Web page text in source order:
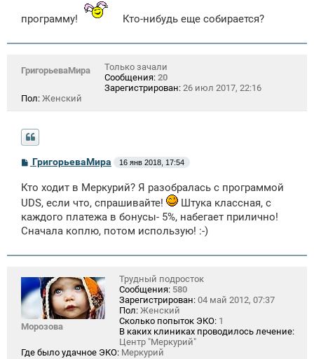
н
и
программу! Кто-нибудь еще собирается?
ГригорьеваМира
Только зачали
Сообщения: 20
Зарегистрирован: 26 июл 2017, 22:16
Пол: Женский
С
б
щ
е
н
и
ГригорьеваМира 16 янв 2018, 17:54
Кто ходит в Меркурий? Я разобралась с программой
UDS, если что, спрашивайте!
Штука классная, с
каждого платежа в бонусы- 5%, набегает прилично!
Сначала коплю, потом использую! :-)
Морозова
Трудный подросток
Сообщения: 580
Зарегистрирован: 04 май 2012, 07:37
Пол: Женский
Сколько попыток ЭКО: 1
В каких клиниках проводилось лечение:
Центр "Меркурий"
Где было удачное ЭКО: Меркурий